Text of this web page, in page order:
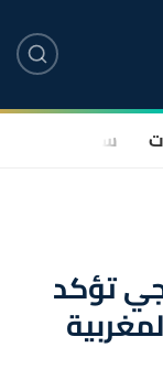
سياسة
تؤكد